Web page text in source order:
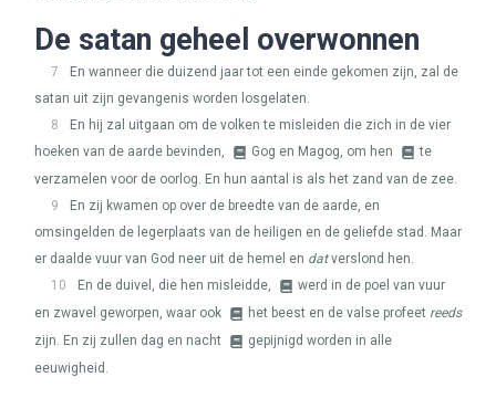
De satan geheel overwonnen
7
En wanneer die duizend jaar tot een einde gekomen zijn, zal de
satan uit zijn gevangenis worden losgelaten.
8
En hij zal uitgaan om de volken te misleiden die zich in de vier
hoeken van de aarde bevinden,
Gog en Magog, om hen
te
verzamelen voor de oorlog. En hun aantal is als het zand van de zee.
9
En zij kwamen op over de breedte van de aarde, en
omsingelden de legerplaats van de heiligen en de geliefde stad. Maar
er daalde vuur van God neer uit de hemel en datverslond hen.
10
En de duivel, die hen misleidde,
werd in de poel van vuur
en zwavel geworpen, waar ook
het beest en de valse profeet reeds
zijn. En zij zullen dag en nacht
gepijnigd worden in alle
eeuwigheid.